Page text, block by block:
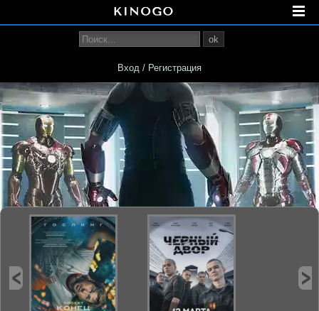
ok
Вход / Регистрация